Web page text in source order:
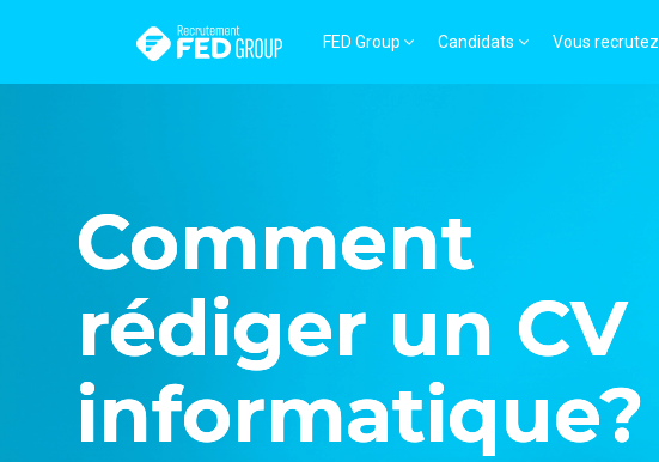
FED Group Candidats Vous recrutez
Comment
rédiger un CV
informatique?